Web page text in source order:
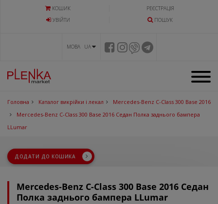
КОШИК
РЕЄСТРАЦІЯ
УВIЙТИ
ПОШУК
МОВА UA
Головна Каталог викрійки і лекал
Mercedes-Benz C-Class 300 Base 2016
Mercedes-Benz C-Class 300 Base 2016 Седан Полка заднього бампера
LLumar
ДОДАТИ ДО КОШИКА
Mercedes-Benz C-Class 300 Base 2016 Седан
Полка заднього бампера LLumar